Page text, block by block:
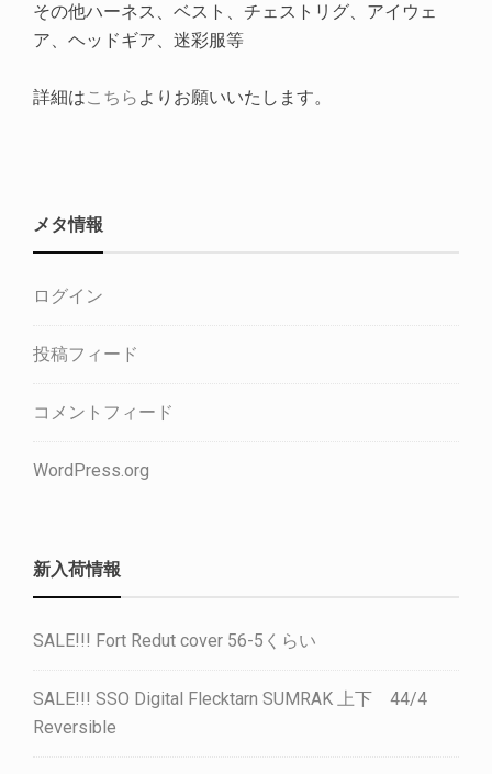
その他ハーネス、ベスト、チェストリグ、アイウェ
ア、ヘッドギア、迷彩服等
詳細はこちら よりお願いいたします。
メタ情報
ログイン
投稿フィード
コメントフィード
WordPress.org
新入荷情報
SALE!!! Fort Redut cover 56-5くらい
SALE!!! SSO Digital Flecktarn SUMRAK 上下 44/4
Reversible